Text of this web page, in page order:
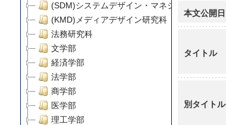
(SDM)システムデザイン・マネジメント研究科
(KMD)メディアデザイン研究科
法務研究科
文学部
経済学部
法学部
商学部
医学部
理工学部
本文公開日
タイトル
別タイトル